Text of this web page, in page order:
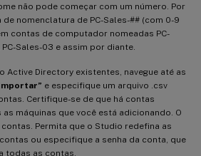
não pode começar com um número. Por
nomenclatura de PC-Sales-## (com 0-9
contas de computador nomeadas PC-
PC-Sales-03 e assim por diante.
Active Directory existentes, navegue até as
e especifique um arquivo .csv
Certifique-se de que há contas
máquinas que você está adicionando. O
Permita que o Studio redefina as
ou especifique a senha da conta, que
todas as contas.